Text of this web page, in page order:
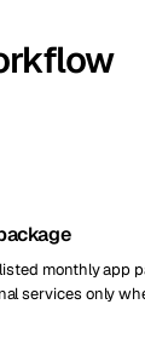
monthly app
services only